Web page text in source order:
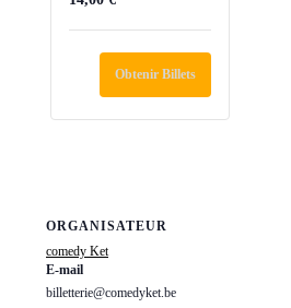
ORGANISATEUR
comedy Ket
E-mail
billetterie@comedyket.be
de
billets
pour
billets
pour
Obtenir Billets